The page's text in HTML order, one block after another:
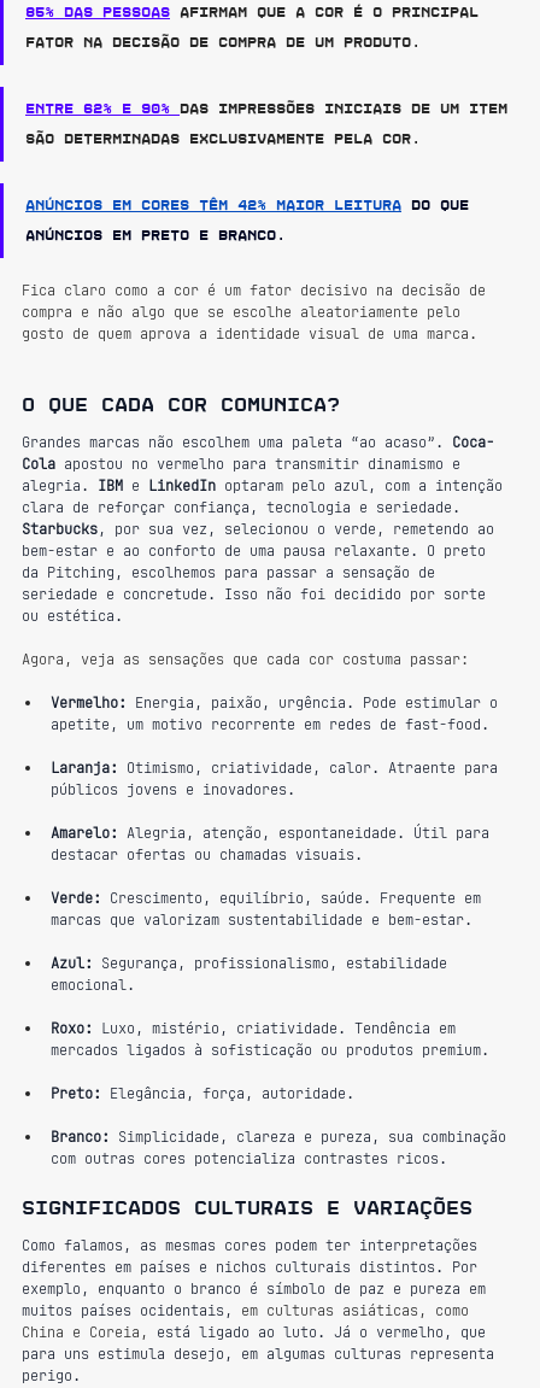
85% das pessoas afirmam que a cor é o principal
fator na decisão de compra de um produto.
Entre 62% e 90% das impressões iniciais de um item
são determinadas exclusivamente pela cor.
Anúncios em cores têm 42% maior leitura do que
anúncios em preto e branco.
Fica claro como a cor é um fator decisivo na decisão de
compra e não algo que se escolhe aleatoriamente pelo
gosto de quem aprova a identidade visual de uma marca.
O que cada cor comunica?
Grandes marcas não escolhem uma paleta “ao acaso”. Coca-
Cola apostou no vermelho para transmitir dinamismo e
alegria. IBM e LinkedIn optaram pelo azul, com a intenção
clara de reforçar confiança, tecnologia e seriedade.
Starbucks, por sua vez, selecionou o verde, remetendo ao
bem-estar e ao conforto de uma pausa relaxante. O preto
da Pitching, escolhemos para passar a sensação de
seriedade e concretude. Isso não foi decidido por sorte
ou estética.
Agora, veja as sensações que cada cor costuma passar:
Vermelho:
Energia, paixão, urgência. Pode estimular o
apetite, um motivo recorrente em redes de fast-food.
Laranja:
Otimismo, criatividade, calor. Atraente para
públicos jovens e inovadores.
Amarelo: Alegria, atenção, espontaneidade. Útil para
destacar ofertas ou chamadas visuais.
Verde:
Crescimento, equilíbrio, saúde. Frequente em
marcas que valorizam sustentabilidade e bem-estar.
Azul:
Segurança, profissionalismo, estabilidade
emocional.
Roxo:
Luxo, mistério, criatividade. Tendência em
mercados ligados à sofisticação ou produtos premium.
Preto: Elegância, força, autoridade.
Branco:
Simplicidade, clareza e pureza, sua combinação
com outras cores potencializa contrastes ricos.
Significados culturais e variações
Como falamos, as mesmas cores podem ter interpretações
diferentes em países e nichos culturais distintos. Por
exemplo, enquanto o branco é símbolo de paz e pureza em
muitos países ocidentais, em culturas asiáticas, como
China e Coreia,
está ligado ao luto. Já o vermelho, que
para uns estimula desejo, em algumas culturas representa
perigo.